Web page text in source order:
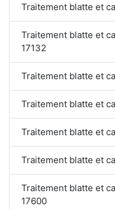
Traitement blatte et
Traitement blatte et
17132
Traitement blatte et
Traitement blatte et
Traitement blatte et
Traitement blatte et
Traitement blatte et
17600